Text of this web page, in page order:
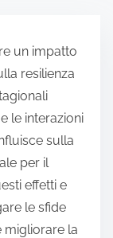
un impatto
resilienza
le interazioni
sulla
per il
effetti e
le sfide
migliorare la